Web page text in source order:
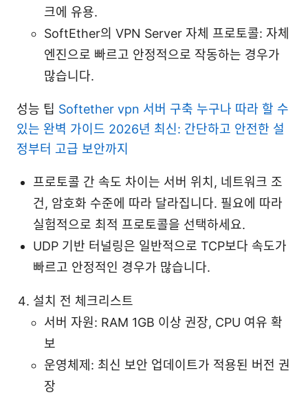
크에 유용.
SoftEther의 VPN Server 자체 프로토콜: 자체
엔진으로 빠르고 안정적으로 작동하는 경우가
많습니다.
성능 팁 Softether vpn 서버 구축 누구나 따라 할 수
있는 완벽 가이드 2026년 최신: 간단하고 안전한 설
정부터 고급 보안까지
프로토콜 간 속도 차이는 서버 위치, 네트워크 조
건, 암호화 수준에 따라 달라집니다. 필요에 따라
실험적으로 최적 프로토콜을 선택하세요.
UDP 기반 터널링은 일반적으로 TCP보다 속도가
빠르고 안정적인 경우가 많습니다.
설치 전 체크리스트
서버 자원: RAM 1GB 이상 권장, CPU 여유 확
보
운영체제: 최신 보안 업데이트가 적용된 버전 권
장